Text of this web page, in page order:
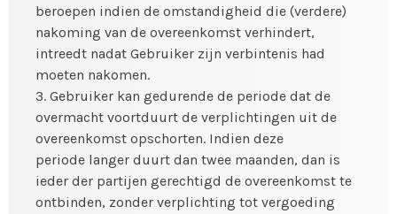
beroepen indien de omstandigheid die (verdere)
nakoming van de overeenkomst verhindert,
intreedt nadat Gebruiker zijn verbintenis had
moeten nakomen.
3. Gebruiker kan gedurende de periode dat de
overmacht voortduurt de verplichtingen uit de
overeenkomst opschorten. Indien deze
periode langer duurt dan twee maanden, dan is
ieder der partijen gerechtigd de overeenkomst te
ontbinden, zonder verplichting tot vergoeding